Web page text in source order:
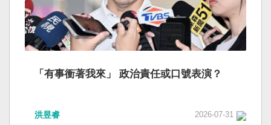
「有事衝著我來」 政治責任或口號表演？
洪昱睿 2026-07-31